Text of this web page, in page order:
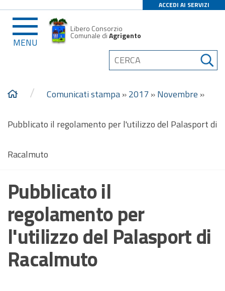
ACCEDI AI SERVIZI
MENU
Libero Consorzio
Comunale diAgrigento
/ Comunicati stampa»2017»Novembre »
Pubblicato il regolamento per l'utilizzo del Palasport di
Racalmuto
Pubblicato il
regolamento per
l'utilizzo del Palasport di
Racalmuto